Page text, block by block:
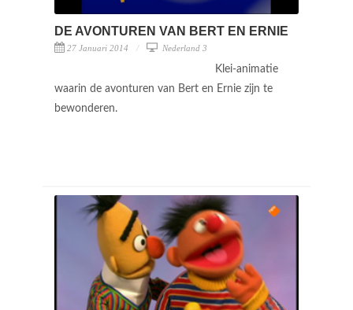
DE AVONTUREN VAN BERT EN ERNIE
27 Januari 2014 Nederland 3
Klei-animatie
waarin de avonturen van Bert en Ernie zijn te
bewonderen.